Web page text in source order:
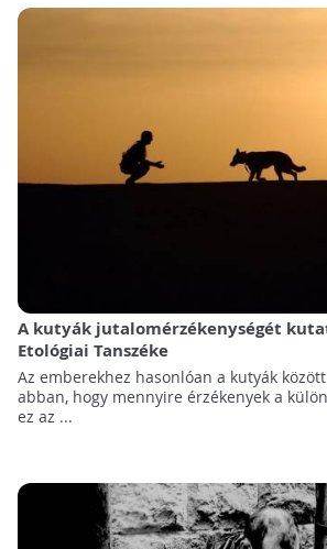
A kutyák jutalomérzékenységét
Etológiai Tanszéke
Az emberekhez hasonlóan a kutyák
abban, hogy mennyire érzékenyek a
ez az ...